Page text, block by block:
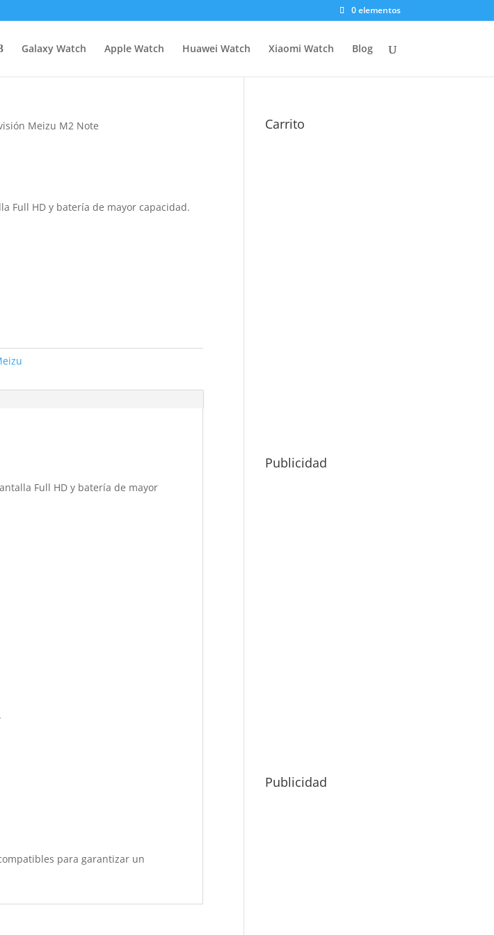
0 elementos
Galaxy Watch Apple Watch Huawei Watch Xiaomi Watch Blog
Meizu M2 Note
Full HD y batería de mayor capacidad.
Full HD y batería de mayor
para garantizar un
Carrito
Publicidad
Publicidad